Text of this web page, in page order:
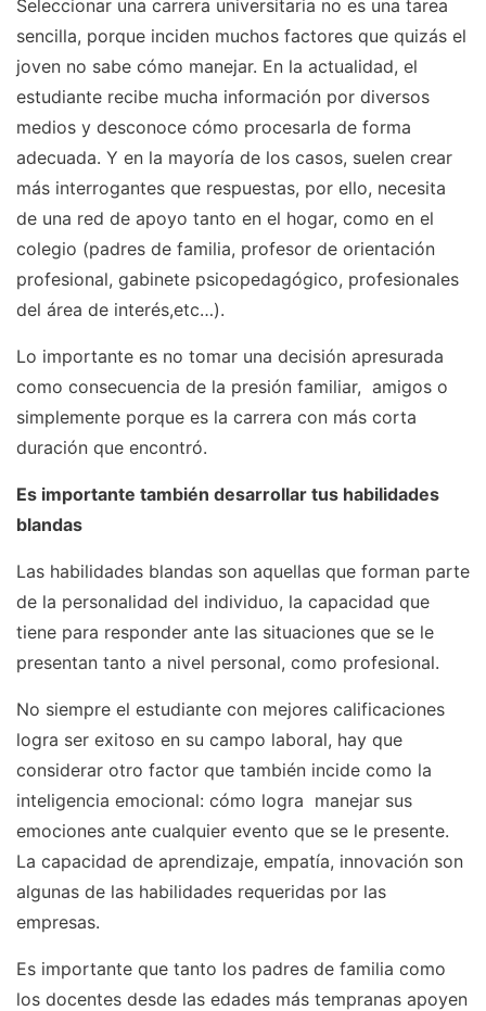
Seleccionar una carrera universitaria no es una tarea
sencilla, porque inciden muchos factores que quizás el
joven no sabe cómo manejar. En la actualidad, el
estudiante recibe mucha información por diversos
medios y desconoce cómo procesarla de forma
adecuada. Y en la mayoría de los casos, suelen crear
más interrogantes que respuestas, por ello, necesita
de una red de apoyo tanto en el hogar, como en el
colegio (padres de familia, profesor de orientación
profesional, gabinete psicopedagógico, profesionales
del área de interés,etc…).
Lo importante es no tomar una decisión apresurada
como consecuencia de la presión familiar, amigos o
simplemente porque es la carrera con más corta
duración que encontró.
Es importante también desarrollar tus habilidades
blandas
Las habilidades blandas son aquellas que forman parte
de la personalidad del individuo, la capacidad que
tiene para responder ante las situaciones que se le
presentan tanto a nivel personal, como profesional.
No siempre el estudiante con mejores calificaciones
logra ser exitoso en su campo laboral, hay que
considerar otro factor que también incide como la
inteligencia emocional: cómo logra manejar sus
emociones ante cualquier evento que se le presente.
La capacidad de aprendizaje, empatía, innovación son
algunas de las habilidades requeridas por las
empresas.
Es importante que tanto los padres de familia como
los docentes desde las edades más tempranas apoyen